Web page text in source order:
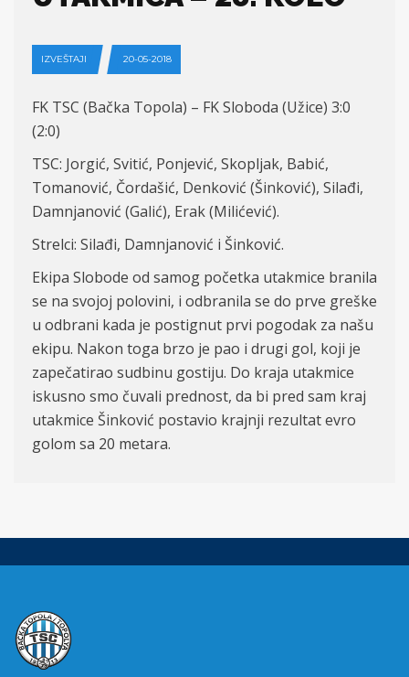
IZVEŠTAJI 20-05-2018
FK TSC (Bačka Topola) – FK Sloboda (Užice) 3:0
(2:0)
TSC: Jorgić, Svitić, Ponjević, Skopljak, Babić,
Tomanović, Čordašić, Denković (Šinković), Silađi,
Damnjanović (Galić), Erak (Milićević).
Strelci: Silađi, Damnjanović i Šinković.
Ekipa Slobode od samog početka utakmice branila
se na svojoj polovini, i odbranila se do prve greške
u odbrani kada je postignut prvi pogodak za našu
ekipu. Nakon toga brzo je pao i drugi gol, koji je
zapečatirao sudbinu gostiju. Do kraja utakmice
iskusno smo čuvali prednost, da bi pred sam kraj
utakmice Šinković postavio krajnji rezultat evro
golom sa 20 metara.